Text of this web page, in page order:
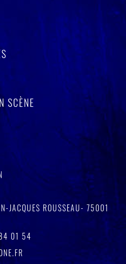
SCÈNE
JACQUES ROUSSEAU- 75001
01 54